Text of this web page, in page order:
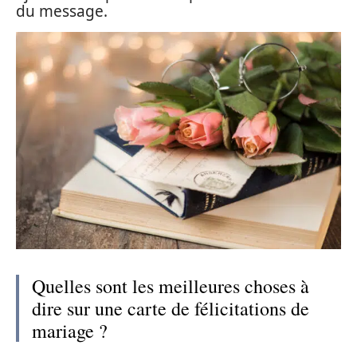
du message.
Quelles sont les meilleures choses à
dire sur une carte de félicitations de
mariage ?